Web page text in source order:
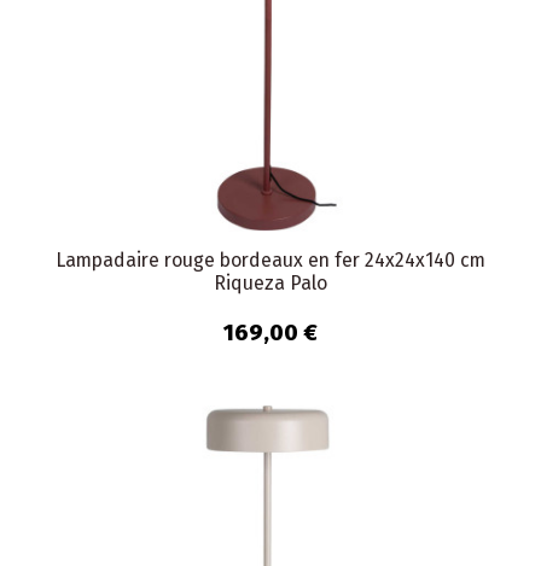
Lampadaire rouge bordeaux en fer 24x24x140 cm
Riqueza Palo
169,00 €